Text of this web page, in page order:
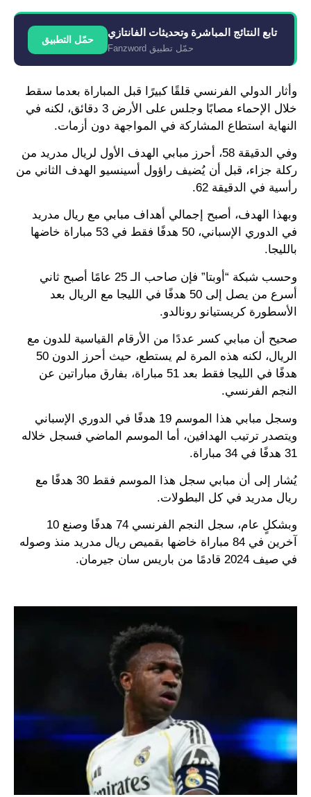
تابع النتائج المباشرة وتحديثات الفانتازي
حمّل تطبيق Fanzword
حمّل التطبيق
وأثار الدولي الفرنسي قلقًا كبيرًا قبل المباراة بعدما سقط
خلال الإحماء مصابًا وجلس على الأرض 3 دقائق، لكنه في
النهاية استطاع المشاركة في المواجهة دون أزمات.
وفي الدقيقة 58، أحرز مبابي الهدف الأول لريال مدريد من
ركلة جزاء، قبل أن يُضيف راؤول أسينسيو الهدف الثاني من
رأسية في الدقيقة 62.
وبهذا الهدف، أصبح إجمالي أهداف مبابي مع ريال مدريد
في الدوري الإسباني، 50 هدفًا فقط في 53 مباراة خاضها
بالليجا.
وحسب شبكة “أوبتا” فإن صاحب الـ 25 عامًا أصبح ثاني
أسرع من يصل إلى 50 هدفًا في الليجا مع الريال بعد
الأسطورة كريستيانو رونالدو.
صحيح أن مبابي كسر عددًا من الأرقام القياسية للدون مع
الريال، لكنه هذه المرة لم يستطع، حيث أحرز الدون 50
هدفًا في الليجا فقط بعد 51 مباراة، بفارق مباراتين عن
النجم الفرنسي.
وسجل مبابي هذا الموسم 19 هدفًا في الدوري الإسباني
ويتصدر ترتيب الهدافين، أما الموسم الماضي فسجل خلاله
31 هدفًا في 34 مباراة.
يُشار إلى أن مبابي سجل هذا الموسم فقط 30 هدفًا مع
ريال مدريد في كل البطولات.
وبشكلٍ عام، سجل النجم الفرنسي 74 هدفًا وصنع 10
آخرين في 84 مباراة خاضها بقميص ريال مدريد منذ وصوله
في صيف 2024 قادمًا من باريس سان جيرمان.